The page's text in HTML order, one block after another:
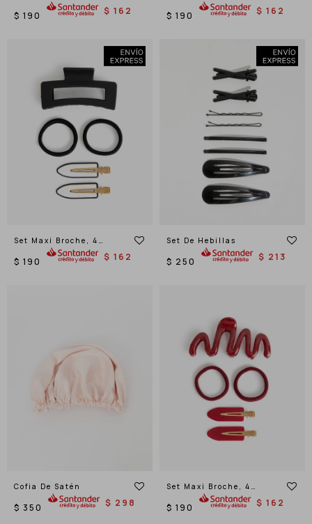
$ 190 $ 162 $ 190 $ 162
Set Maxi Broche, 4
Gomitas Elásticas Y 2
Hebillas.
$ 190 $ 162
Set De Hebillas
$ 250 $ 213
Cofia De Satén
$ 350 $ 298
Set Maxi Broche, 4
Gomitas Elásticas Y 2
Hebillas.
$ 190 $ 162